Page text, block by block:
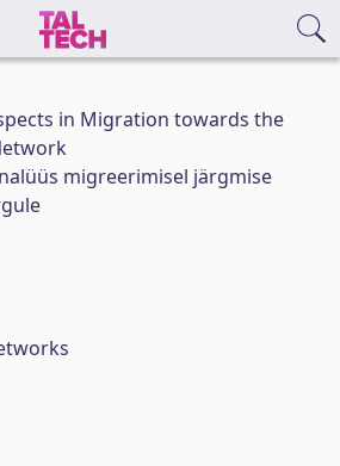
in Migration towards the
migreerimisel järgmise